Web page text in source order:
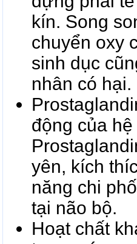
kín. Song
chuyển oxy
sinh dục
nhân có hại.
động của
yên, kích
năng chi
tại não bộ.
Hoạt chất